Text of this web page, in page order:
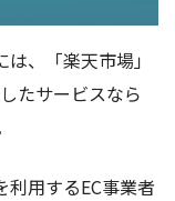
、「楽天市場」
たサービスなら
利用するEC事業者